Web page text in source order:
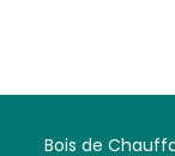
Bois de